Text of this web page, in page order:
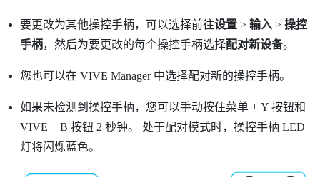
要更改为其他操控手柄，可以选择前往设置> 输入> 操控
手柄，然后为要更改的每个操控手柄选择配对新设备。
您也可以在 VIVE Manager中选择配对新的操控手柄。
如果未检测到操控手柄，您可以手动按住菜单+ Y按钮和
VIVE + B 按钮 2 秒钟。 处于配对模式时，操控手柄 LED
灯将闪烁蓝色。